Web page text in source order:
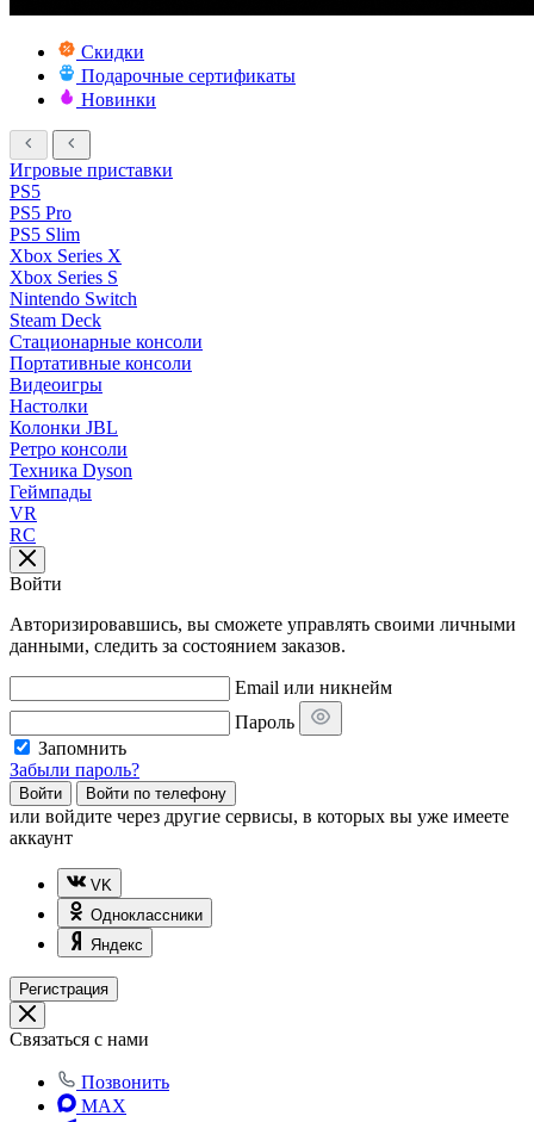
Скидки
Подарочные сертификаты
Новинки
Игровые приставки
PS5
PS5 Pro
PS5 Slim
Xbox Series X
Xbox Series S
Nintendo Switch
Steam Deck
Стационарные консоли
Портативные консоли
Видеоигры
Настолки
Колонки JBL
Ретро консоли
Техника Dyson
Геймпады
VR
RC
Войти
Авторизировавшись, вы сможете управлять своими личными
данными, следить за состоянием заказов.
Email или никнейм
Пароль
Запомнить
Забыли пароль?
Войти Войти по телефону
или войдите через другие сервисы, в которых вы уже имеете
аккаунт
VK
Одноклассники
Яндекс
Регистрация
Связаться с нами
Позвонить
MAX